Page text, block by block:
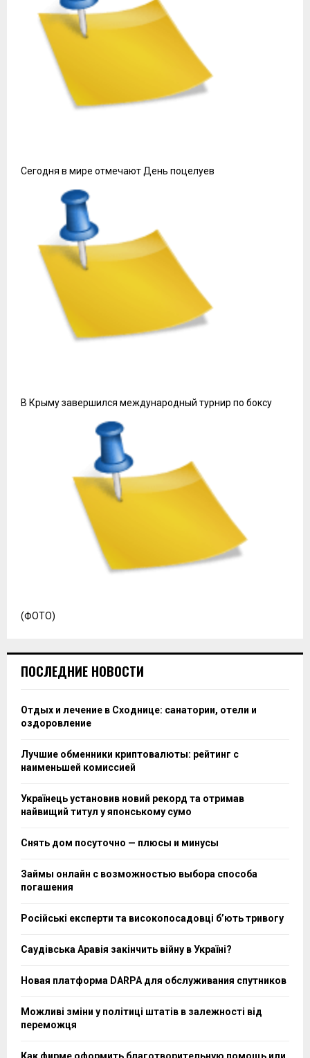
Сегодня в мире отмечают День поцелуев
В Крыму завершился международный турнир по боксу
(ФОТО)
ПОСЛЕДНИЕ НОВОСТИ
Отдых и лечение в Сходнице: санатории, отели и
оздоровление
Лучшие обменники криптовалюты: рейтинг с
наименьшей комиссией
Українець установив новий рекорд та отримав
найвищий титул у японському сумо
Снять дом посуточно — плюсы и минусы
Займы онлайн с возможностью выбора способа
погашения
Російські експерти та високопосадовці бʼють тривогу
Саудівська Аравія закінчить війну в Україні?
Новая платформа DARPA для обслуживания спутников
Можливі зміни у політиці штатів в залежності від
переможця
Как фирме оформить благотворительную помощь или